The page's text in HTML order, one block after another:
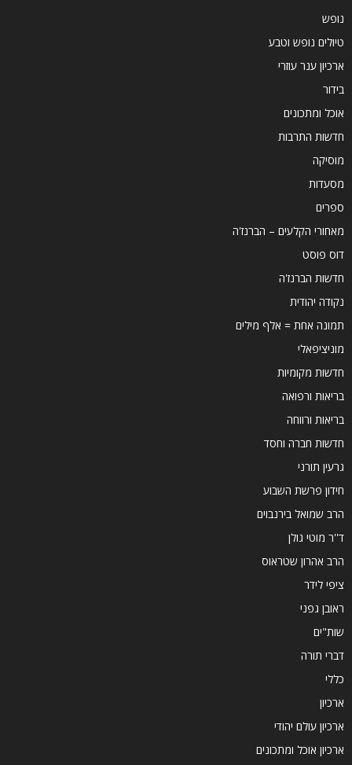
נופש
טיולים נופש וטבע
ארכיון ענר עוזרי
בידור
אוכל ומתכונים
חדשות התרבות
מוסיקה
מסעדות
ספרים
מאחורי הקלעים – הברנז'ה
דוס פוסט
חדשות הברנז'ה
נקודה יהודית
תמונה אחת = אלף מילים
מוניציפאלי
חדשות מקומיות
בריאות ורפואה
בריאות ורווחה
חדשות חברה וחסד
גרעין תורני
חידון פרשת השבוע
הרב שמואל בירנבוים
ד''ר מוטי גולן
הרב אהרון שטראוס
ציפי לידר
ראובן גפני
שות"ים
דברי תורה
כללי
ארכיון
ארכיון עולם יהודי
ארכיון אוכל ומתכונים